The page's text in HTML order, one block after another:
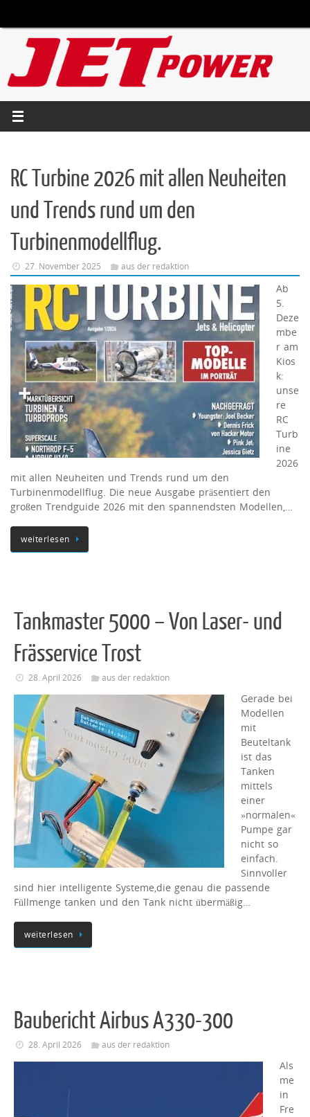
springen
RC Turbine 2026 mit allen Neuheiten
und Trends rund um den
Turbinenmodellflug.
27. November 2025 aus der redaktion
Ab
5.
Deze
mbe
r am
Kios
k:
unse
re
RC
Turb
ine
2026
mit allen Neuheiten und Trends rund um den
Turbinenmodellflug. Die neue Ausgabe präsentiert den
großen Trendguide 2026 mit den spannendsten Modellen,…
weiterlesen
Tankmaster 5000 – Von Laser- und
Frässervice Trost
28. April 2026 aus der redaktion
Gerade bei
Modellen
mit
Beuteltank
ist das
Tanken
mittels
einer
»normalen«
Pumpe gar
nicht so
einfach.
Sinnvoller
sind hier intelligente Systeme,die genau die passende
Füllmenge tanken und den Tank nicht übermäßig…
weiterlesen
Baubericht Airbus A330-300
28. April 2026 aus der redaktion
Als
me
in
Fre